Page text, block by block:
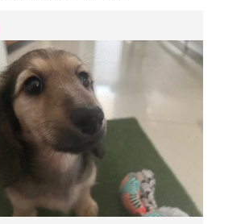
ません。
負担で同等・同犬種の子犬を提
格の２分の１のご負担で、同等・